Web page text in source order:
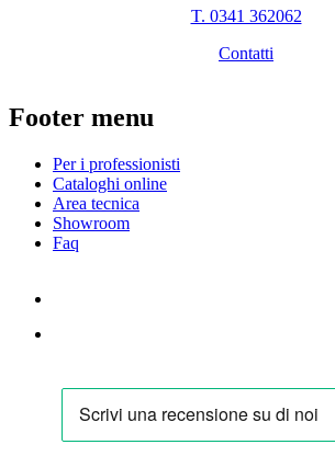
T. 0341 362062
Contatti
Footer menu
Per i professionisti
Cataloghi online
Area tecnica
Showroom
Faq